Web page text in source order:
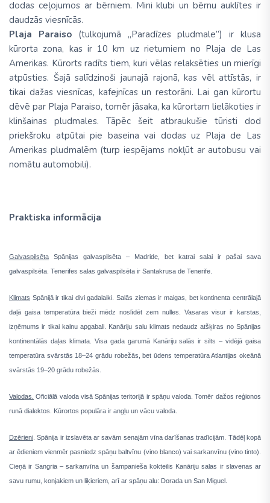
dodas ceļojumos ar bērniem. Mini klubi un bērnu auklītes ir
daudzās viesnīcās.
Plaja Paraiso(tulkojumā „Paradīzes pludmale”) ir klusa
kūrorta zona, kas ir 10 km uz rietumiem no Plaja de Las
Amerikas. Kūrorts radīts tiem, kuri vēlas relaksēties un mierīgi
atpūsties. Šajā salīdzinoši jaunajā rajonā, kas vēl attīstās, ir
tikai dažas viesnīcas, kafejnīcas un restorāni. Lai gan kūrortu
dēvē par Plaja Paraiso, tomēr jāsaka, ka kūrortam lielākoties ir
klinšainas pludmales. Tāpēc šeit atbraukušie tūristi dod
priekšroku atpūtai pie baseina vai dodas uz Plaja de Las
Amerikas pludmalēm (turp iespējams nokļūt ar autobusu vai
nomātu automobili).
Praktiska informācija
Galvaspilsēta Spānijas galvaspilsēta – Madride, bet katrai salai ir pašai sava
galvaspilsēta. Tenerifes salas galvaspilsēta ir Santakrusa de Tenerife.
Klimats Spānijā ir tikai divi gadalaiki. Salās ziemas ir maigas, bet kontinenta centrālajā
daļā gaisa temperatūra bieži mēdz noslīdēt zem nulles. Vasaras visur ir karstas,
izņēmums ir tikai kalnu apgabali. Kanāriju salu klimats nedaudz atšķiras no Spānijas
kontinentālās daļas klimata. Visa gada garumā Kanāriju salās ir silts – vidējā gaisa
temperatūra svārstās 18–24 grādu robežās, bet ūdens temperatūra Atlantijas okeānā
svārstās 19–20 grādu robežās.
Valodas. Oficiālā valoda visā Spānijas teritorijā ir spāņu valoda. Tomēr dažos reģionos
runā dialektos. Kūrortos populāra ir angļu un vācu valoda.
Dzērieni . Spānija ir izslavēta ar savām senajām vīna darīšanas tradīcijām. Tādēļ kopā
ar ēdieniem vienmēr pasniedz spāņu baltvīnu (vino blanco) vai sarkanvīnu (vino tinto).
Cieņā ir Sangria – sarkanvīna un šampanieša kokteilis Kanāriju salas ir slavenas ar
savu rumu, konjakiem un liķieriem, arī ar spāņu alu: Dorada un San Miguel.